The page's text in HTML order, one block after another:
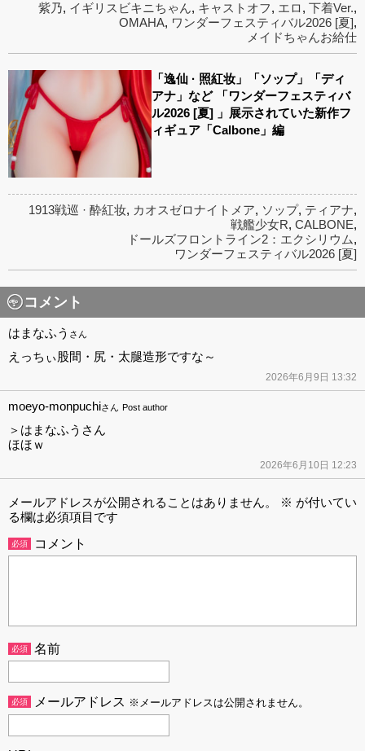
紫乃, イギリスビキニちゃん, キャストオフ, エロ, 下着Ver.,
OMAHA, ワンダーフェスティバル2026 [夏],
メイドちゃんお給仕
「逸仙 · 照紅妆」「ソップ」「ディ
アナ」など 「ワンダーフェスティバ
ル2026 [夏] 」展示されていた新作フ
ィギュア「Calbone」編
1913戦巡 · 酔紅妆, カオスゼロナイトメア, ソップ, ティアナ,
戦艦少女R, CALBONE,
ドールズフロントライン2：エクシリウム,
ワンダーフェスティバル2026 [夏]
コメント
はまなふう さん
えっちぃ股間・尻・太腿造形ですな～
2026年6月9日 13:32
moeyo-monpuchiさん Post author
＞はまなふうさん
ほほｗ
2026年6月10日 12:23
メールアドレスが公開されることはありません。 ※ が付いてい
る欄は必須項目です
必須 コメント
必須 名前
必須 メールアドレス ※メールアドレスは公開されません。